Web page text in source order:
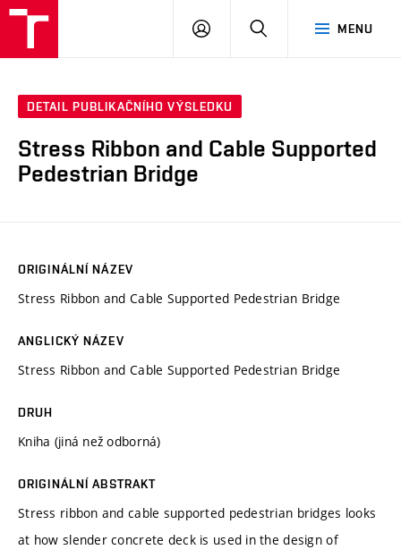
MENU
PŘIHLÁSIT
DETAIL PUBLIKAČNÍHO VÝSLEDKU
Stress Ribbon and Cable Supported
Pedestrian Bridge
ORIGINÁLNÍ NÁZEV
Stress Ribbon and Cable Supported Pedestrian Bridge
ANGLICKÝ NÁZEV
Stress Ribbon and Cable Supported Pedestrian Bridge
DRUH
Kniha (jiná než odborná)
ORIGINÁLNÍ ABSTRAKT
Stress ribbon and cable supported pedestrian bridges looks
at how slender concrete deck is used in the design of